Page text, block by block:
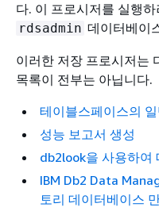
다. 이 프로시저를 실행
rdsadmin 데이터베이
이러한 저장 프로시저는
목록이 전부는 아닙니다.
테이블스페이스의
성능 보고서 생성
db2look을 사용하여
IBM Db2 Data
토리 데이터베이스